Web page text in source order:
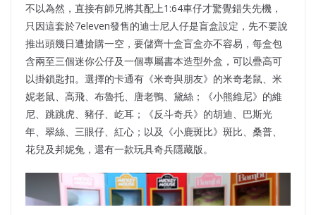
不以為然，直接有師兄將其配上1:64車仔才驚覺錯失先機，
只因這套於7eleven發售的迪士尼人仔是盲盒設定，先不要說
推出頭幾日遭搶購一空，要儲齊十盒盲盒亦不容易，每盒包
含兩至三個迷你公仔及一個專屬書本造型外盒，可以疊高可
以掛鎖匙扣。選擇的卡通有《米奇與朋友》的米奇老鼠、米
妮老鼠、高飛、布魯托、唐老鴨、黛絲；《小熊維尼》的維
尼、跳跳虎、豬仔、屹耳；《反斗奇兵》的胡迪、巴斯光
年、翠絲、三眼仔、紅心；以及《小鹿斑比》斑比、桑普、
花兒及邦妮兔，還有一款玩具奇兵隱藏版。